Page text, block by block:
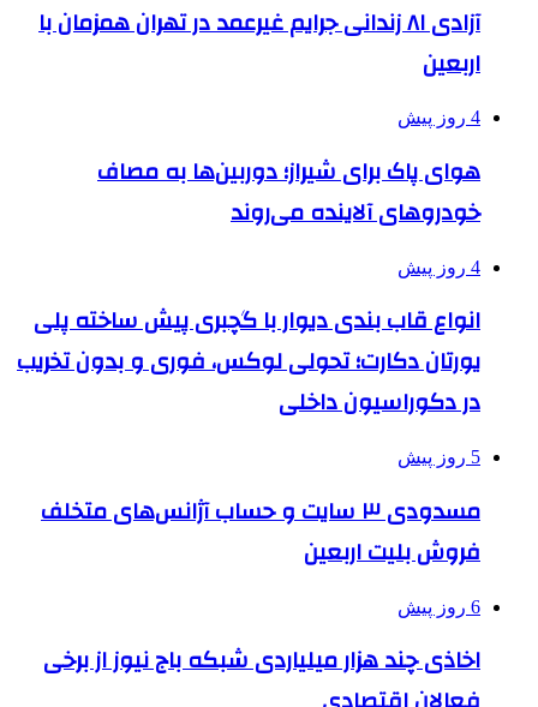
آزادی ۸۱ زندانی جرایم غیرعمد در تهران همزمان با
اربعین
4 روز پیش
هوای پاک برای شیراز؛ دوربین‌ها به مصاف
خودروهای آلاینده می‌روند
4 روز پیش
انواع قاب بندی دیوار با گچبری پیش ساخته پلی
یورتان دکارت؛ تحولی لوکس، فوری و بدون تخریب
در دکوراسیون داخلی
5 روز پیش
مسدودی ۳ سایت و حساب آژانس‌های متخلف
فروش بلیت اربعین
6 روز پیش
اخاذی چند هزار میلیاردی شبکه باج نیوز از برخی